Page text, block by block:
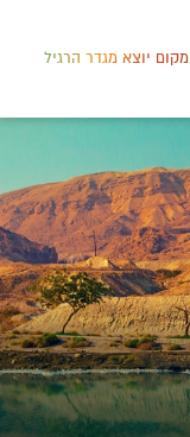
מקום יוצא מגדר הרגיל